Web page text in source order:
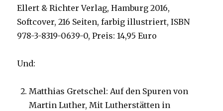
Ellert & Richter Verlag, Hamburg 2016,
Softcover, 216 Seiten, farbig illustriert, ISBN
978-3-8319-0639-0, Preis: 14,95 Euro
Und:
Matthias Gretschel: Auf den Spuren von
Martin Luther, Mit Lutherstätten in